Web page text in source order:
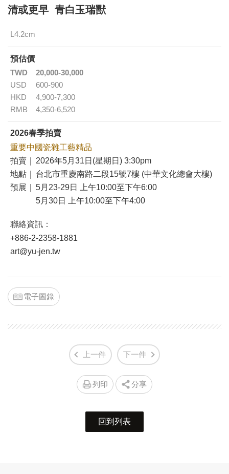
清或更早 青白玉瑞獸
L4.2cm
預估價
TWD
20,000-30,000
USD
600-900
HKD
4,900-7,300
RMB
4,350-6,520
2026春季拍賣
重要中國瓷雜工藝精品
拍賣｜
2026年5月31日(星期日) 3:30pm
地點｜
台北市重慶南路二段15號7樓 (中華文化總會大樓)
預展｜
5月23-29日 上午10:00至下午6:00
5月30日 上午10:00至下午4:00
聯絡資訊：
+886-2-2358-1881
art@yu-jen.tw
電子圖錄
上一件 下一件
列印 分享
回到列表